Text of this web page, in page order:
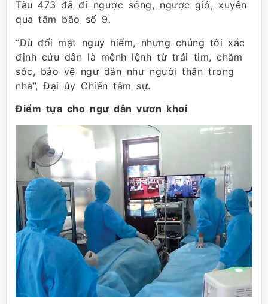
Tàu 473 đã đi ngược sóng, ngược gió, xuyên
qua tâm bão số 9.
“Dù đối mặt nguy hiểm, nhưng chúng tôi xác
định cứu dân là mệnh lệnh từ trái tim, chăm
sóc, bảo vệ ngư dân như người thân trong
nhà”, Đại úy Chiến tâm sự.
Điểm tựa cho ngư dân vươn khơi